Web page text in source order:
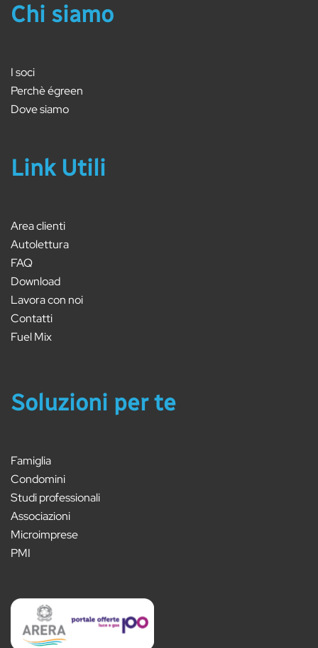
Chi siamo
I soci
Perchè égreen
Dove siamo
Link Utili
Area clienti
Autolettura
FAQ
Download
Lavora con noi
Contatti
Fuel Mix
Soluzioni per te
Famiglia
Condomini
Studi professionali
Associazioni
Microimprese
PMI